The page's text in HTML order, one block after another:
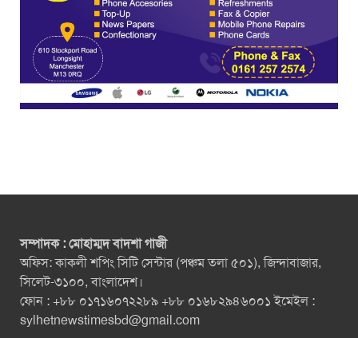
সম্পাদক : মোহাম্মদ বাদশা গাজী
অফিস: কাকলী শপিং সিটি সেন্টার (পঞ্চম তলা ৫০১), জিন্দাবাজার,
সিলেট-৩১০০, বাংলাদেশ।
ফোন : +৮৮ ০১৭১৬০৭২২৮৯ +৮৮ ০১৬৮২৯৪৬০০১ ইমেইল :
sylhetnewstimesbd@gmail.com